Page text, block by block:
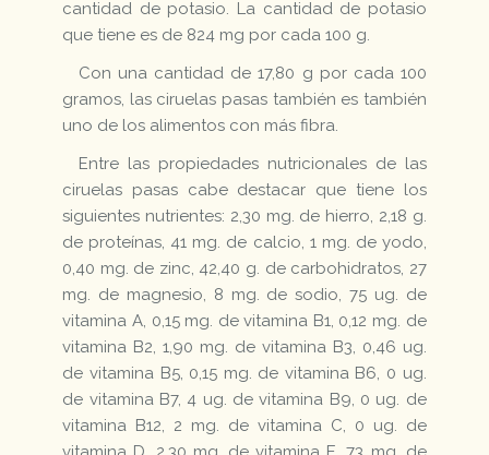
cantidad de potasio. La cantidad de potasio
que tiene es de 824 mg por cada 100 g.
Con una cantidad de 17,80 g por cada 100
gramos, las ciruelas pasas también es también
uno de los alimentos con más fibra.
Entre las propiedades nutricionales de las
ciruelas pasas cabe destacar que tiene los
siguientes nutrientes: 2,30 mg. de hierro, 2,18 g.
de proteínas, 41 mg. de calcio, 1 mg. de yodo,
0,40 mg. de zinc, 42,40 g. de carbohidratos, 27
mg. de magnesio, 8 mg. de sodio, 75 ug. de
vitamina A, 0,15 mg. de vitamina B1, 0,12 mg. de
vitamina B2, 1,90 mg. de vitamina B3, 0,46 ug.
de vitamina B5, 0,15 mg. de vitamina B6, 0 ug.
de vitamina B7, 4 ug. de vitamina B9, 0 ug. de
vitamina B12, 2 mg. de vitamina C, 0 ug. de